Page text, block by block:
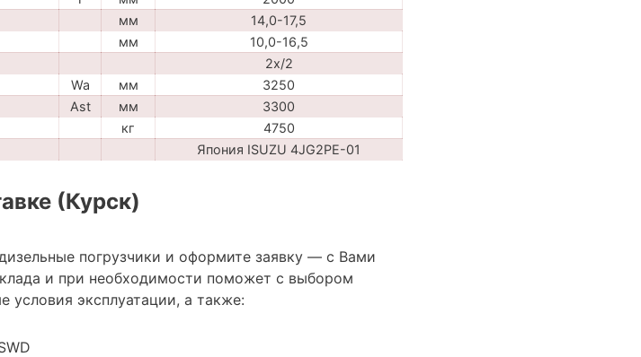
мм
14,0-17,5
мм
10,0-16,5
2x/2
Wa мм
3250
Ast мм
3300
кг
4750
Япония ISUZU 4JG2PE-01
(Курск)
погрузчики и оформите заявку — с Вами
и при необходимости поможет с выбором
условия эксплуатации, а также: